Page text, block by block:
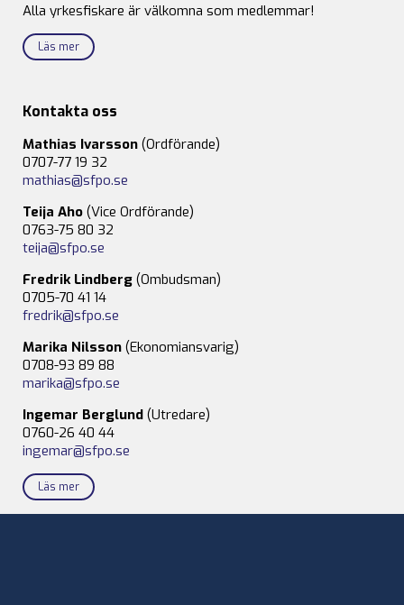
Alla yrkesfiskare är välkomna som medlemmar!
Läs mer
Kontakta oss
Mathias Ivarsson (Ordförande)
0707-77 19 32
mathias@sfpo.se
Teija Aho (Vice Ordförande)
0763-75 80 32
teija@sfpo.se
Fredrik Lindberg (Ombudsman)
0705-70 41 14
fredrik@sfpo.se
Marika Nilsson (Ekonomiansvarig)
0708-93 89 88
marika@sfpo.se
Ingemar Berglund (Utredare)
0760-26 40 44
ingemar@sfpo.se
Läs mer